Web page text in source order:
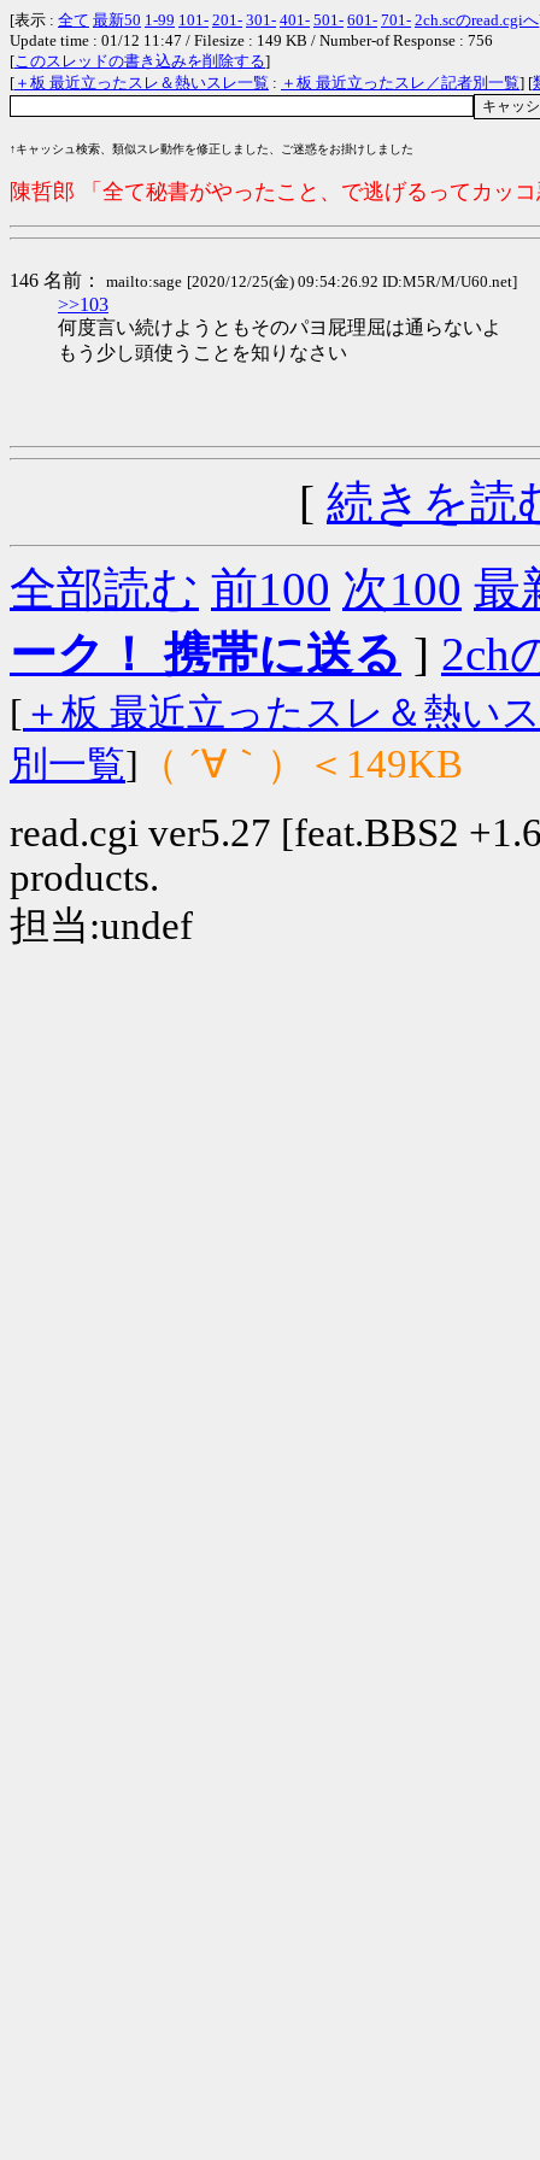
[表示 : 全て 最新50 1-99 101- 201- 301- 401- 501- 601- 701- 2ch.scのread.cgiへ
Update time : 01/12 11:47 / Filesize : 149 KB / Number-of Response : 756
[このスレッドの書き込みを削除する]
[ ＋板 最近立ったスレ＆熱いスレ一覧 : ＋板 最近立ったスレ／記者別一覧] [
↑キャッシュ検索、類似スレ動作を修正しました、ご迷惑をお掛けしました
陳哲郎 「全て秘書がやったこと、で逃げるってカッ
146 名前： mailto:sage [2020/12/25(金) 09:54:26.92 ID:M5R/M/U60.net]
>>103
何度言い続けようともそのパヨ屁理屈は通らないよ
もう少し頭使うことを知りなさい
[ 続きを読
全部読む 前100 次100 最
ーク！ 携帯に送る ] 2ch
[ ＋板 最近立ったスレ＆熱い
別一覧] （ ´∀｀）＜149KB
read.cgi ver5.27 [feat.BBS2
products.
担当:undef